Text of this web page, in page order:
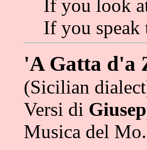
If you look
If you
'A Gatta d'a
(Sicilian
Versi di
Musica del Mo.